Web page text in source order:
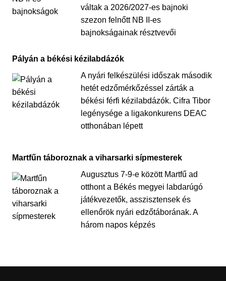
váltak a 2026/2027-es bajnoki
szezon felnőtt NB II-es
bajnokságainak résztvevői
Pályán a békési kézilabdázók
A nyári felkészülési időszak második
hetét edzőmérkőzéssel zárták a
békési férfi kézilabdázók. Cifra Tibor
legénysége a ligakonkurens DEAC
otthonában lépett
Martfűn táboroznak a viharsarki sípmesterek
Augusztus 7-9-e között Martfű ad
otthont a Békés megyei labdarúgó
játékvezetők, asszisztensek és
ellenőrök nyári edzőtáborának. A
három napos képzés